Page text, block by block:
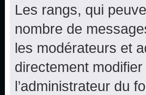
Les rangs, qui
nombre de
les modérateurs et
directement modifier
l’administrateur du